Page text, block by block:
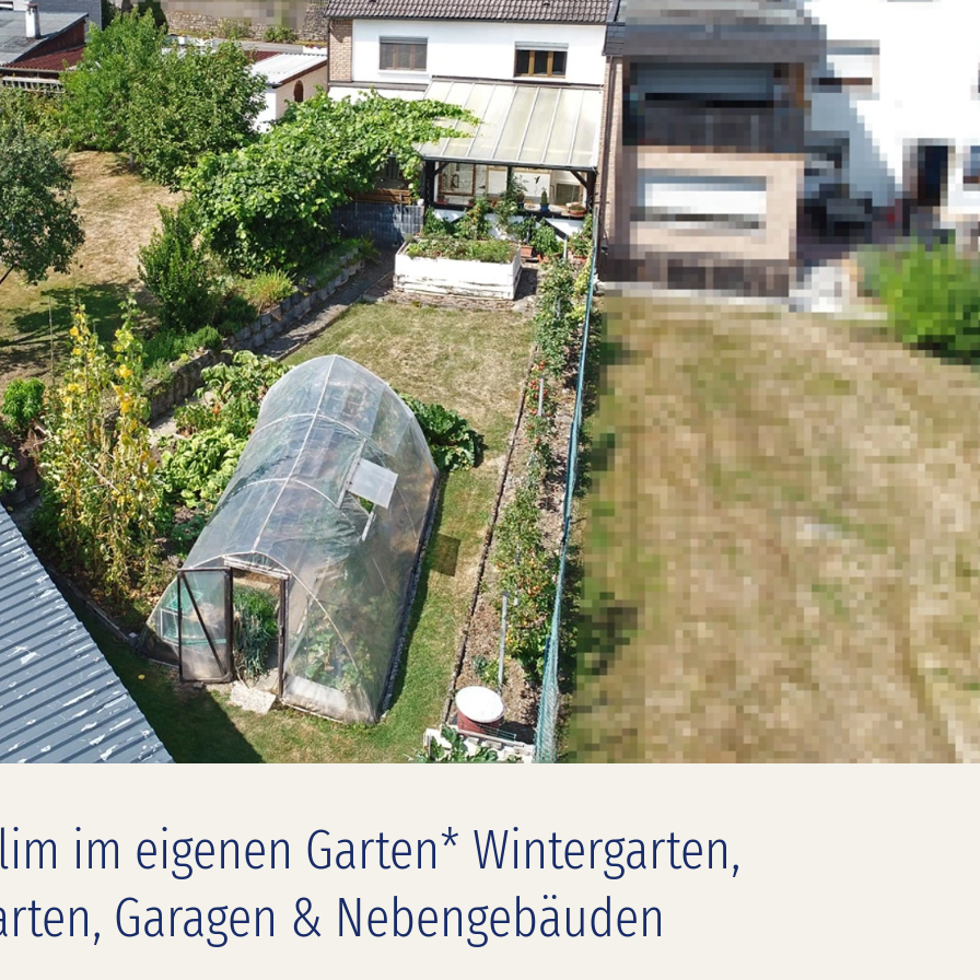
im eigenen Garten* Wintergarten,
Garagen & Nebengebäuden